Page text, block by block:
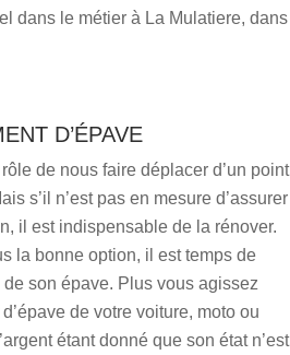
dans le métier à La Mulatiere, dans
D’ÉPAVE
de nous faire déplacer d’un point
s’il n’est pas en mesure d’assurer
il est indispensable de la rénover.
la bonne option, il est temps de
son épave. Plus vous agissez
de votre voiture, moto ou
étant donné que son état n’est